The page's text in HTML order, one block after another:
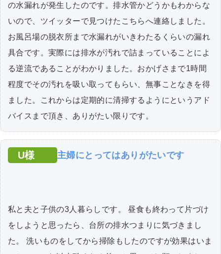
の水漏れが発生したのです。排水管かどうかもわからな
いので、ツイッターで見つけたこちらへ連絡しました。
お風呂場の脱衣所まで水漏れがいきわたるくらいの漏れ
具合です。実際には排水が汚れで詰まっていることによ
る逆流であることがわかりました。おかげさまで1時間
程度でその汚れを吸い取ってもらい、無事ことなきを得
ました。これからは定期的に清掃するようにというアド
バイスまで頂き、ありがたい限りです。
主婦にとってはありがたいです
U様
私と夫と子供の3人暮らしです。 昼食も終わって片づけ
をしようと思ったら、台所の排水つまりに気づきまし
た。 洗いものをしてから掃除もしたのですが効果はいま